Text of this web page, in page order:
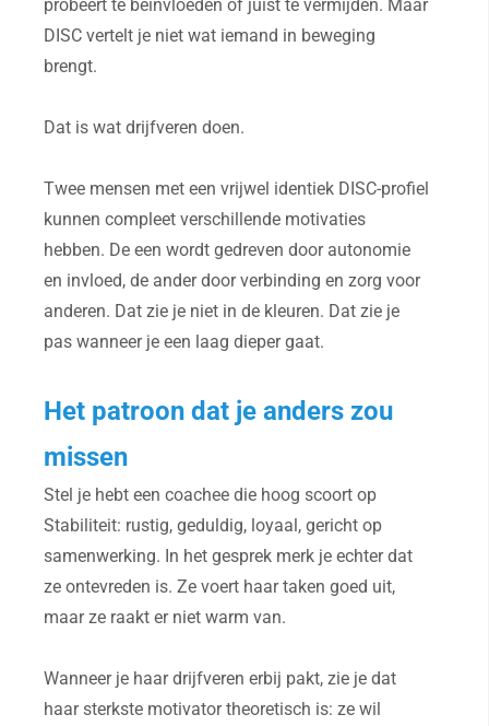
probeert te beïnvloeden of juist te vermijden. Maar
DISC vertelt je niet wat iemand in beweging
brengt.
Dat is wat drijfveren doen.
Twee mensen met een vrijwel identiek DISC-profiel
kunnen compleet verschillende motivaties
hebben. De een wordt gedreven door autonomie
en invloed, de ander door verbinding en zorg voor
anderen. Dat zie je niet in de kleuren. Dat zie je
pas wanneer je een laag dieper gaat.
Het patroon dat je anders zou
missen
Stel je hebt een coachee die hoog scoort op
Stabiliteit: rustig, geduldig, loyaal, gericht op
samenwerking. In het gesprek merk je echter dat
ze ontevreden is. Ze voert haar taken goed uit,
maar ze raakt er niet warm van.
Wanneer je haar drijfveren erbij pakt, zie je dat
haar sterkste motivator theoretisch is: ze wil